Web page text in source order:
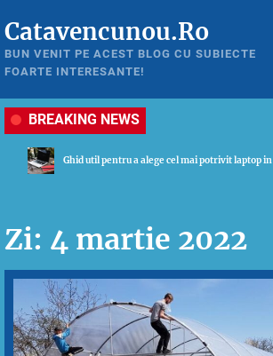
to
the
content
Catavencunou.Ro
BUN VENIT PE ACEST BLOG CU SUBIECTE
FOARTE INTERESANTE!
BREAKING NEWS
Ghid util pentru a alege cel mai potrivit laptop in 2024
Zi: 4 martie 2022